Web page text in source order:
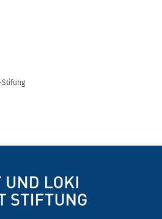
Stifung